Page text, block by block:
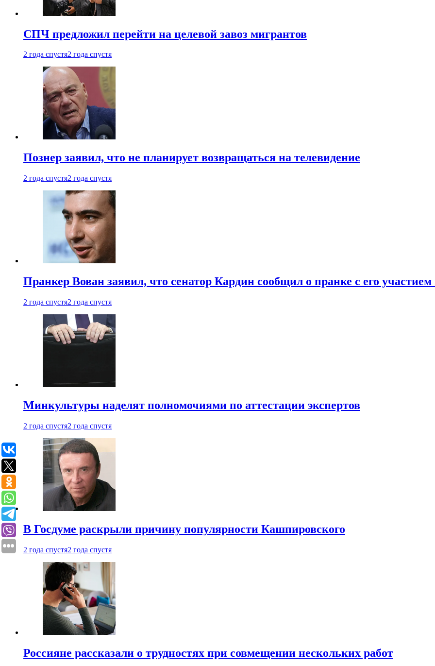
СПЧ предложил перейти на целевой завоз мигрантов
2 года спустя2 года спустя
Познер заявил, что не планирует возвращаться на телевидение
2 года спустя2 года спустя
Пранкер Вован заявил, что сенатор Кардин сообщил о пранке с его
2 года спустя2 года спустя
Минкультуры наделят полномочиями по аттестации экспертов
2 года спустя2 года спустя
В Госдуме раскрыли причину популярности Кашпировского
2 года спустя2 года спустя
Россияне рассказали о трудностях при совмещении нескольких работ